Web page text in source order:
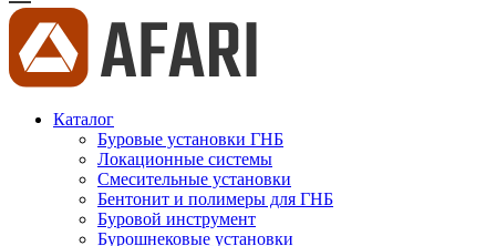
Каталог
Буровые установки ГНБ
Локационные системы
Смесительные установки
Бентонит и полимеры для ГНБ
Буровой инструмент
Бурошнековые установки